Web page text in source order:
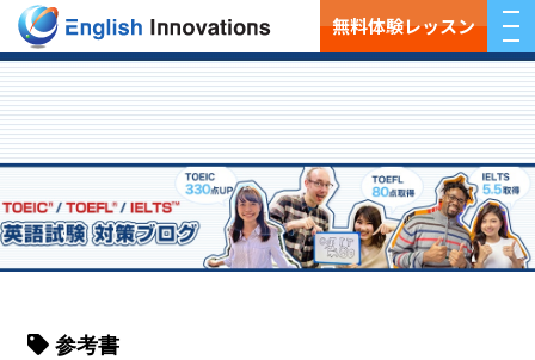
無料体験レッスン
参考書